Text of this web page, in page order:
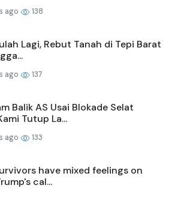
ago 138
Lagi, Rebut Tanah di Tepi Barat
ago 137
Balik AS Usai Blokade Selat
Tutup La...
ago 133
have mixed feelings on
cal...